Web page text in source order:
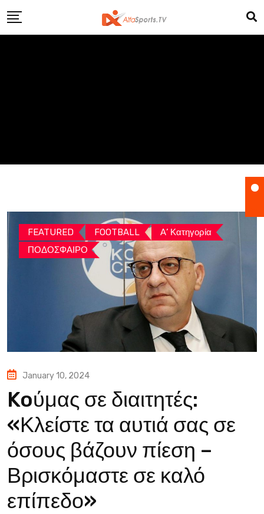
to
FEATURED FOOTBALL
Α’ Κατηγορία
ΠΟΔΟΣΦΑΙΡΟ
January 10, 2024
Koύμας σε διαιτητές:
«Κλείστε τα αυτιά σας σε
όσους βάζουν πίεση –
Βρισκόμαστε σε καλό
επίπεδο»